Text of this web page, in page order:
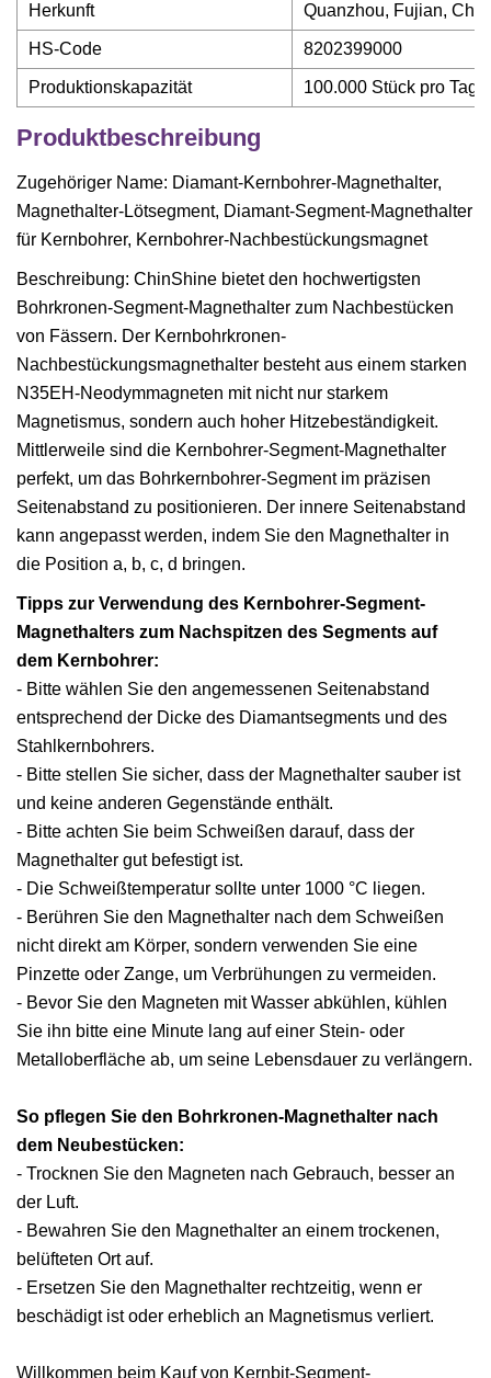
Herkunft Quanzhou, Fujian,
HS-Code 8202399000
Produktionskapazität 100.000 Stück pro Tag
Produktbeschreibung
Zugehöriger Name: Diamant-Kernbohrer-Magnethalter,
Magnethalter-Lötsegment, Diamant-Segment-Magnethalter
für Kernbohrer, Kernbohrer-Nachbestückungsmagnet
Beschreibung: ChinShine bietet den hochwertigsten
Bohrkronen-Segment-Magnethalter zum Nachbestücken
von Fässern. Der Kernbohrkronen-
Nachbestückungsmagnethalter besteht aus einem starken
N35EH-Neodymmagneten mit nicht nur starkem
Magnetismus, sondern auch hoher Hitzebeständigkeit.
Mittlerweile sind die Kernbohrer-Segment-Magnethalter
perfekt, um das Bohrkernbohrer-Segment im präzisen
Seitenabstand zu positionieren. Der innere Seitenabstand
kann angepasst werden, indem Sie den Magnethalter in
die Position a, b, c, d bringen.
Tipps zur Verwendung des Kernbohrer-Segment-
Magnethalters zum Nachspitzen des Segments auf
dem Kernbohrer:
- Bitte wählen Sie den angemessenen Seitenabstand
entsprechend der Dicke des Diamantsegments und des
Stahlkernbohrers.
- Bitte stellen Sie sicher, dass der Magnethalter sauber ist
und keine anderen Gegenstände enthält.
- Bitte achten Sie beim Schweißen darauf, dass der
Magnethalter gut befestigt ist.
- Die Schweißtemperatur sollte unter 1000 °C liegen.
- Berühren Sie den Magnethalter nach dem Schweißen
nicht direkt am Körper, sondern verwenden Sie eine
Pinzette oder Zange, um Verbrühungen zu vermeiden.
- Bevor Sie den Magneten mit Wasser abkühlen, kühlen
Sie ihn bitte eine Minute lang auf einer Stein- oder
Metalloberfläche ab, um seine Lebensdauer zu verlängern.
So pflegen Sie den Bohrkronen-Magnethalter nach
dem Neubestücken:
- Trocknen Sie den Magneten nach Gebrauch, besser an
der Luft.
- Bewahren Sie den Magnethalter an einem trockenen,
belüfteten Ort auf.
- Ersetzen Sie den Magnethalter rechtzeitig, wenn er
beschädigt ist oder erheblich an Magnetismus verliert.
Willkommen beim Kauf von Kernbit-Segment-